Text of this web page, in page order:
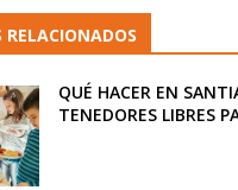
RELACIONADOS
QUÉ HACER EN
TENEDORES LIBRES